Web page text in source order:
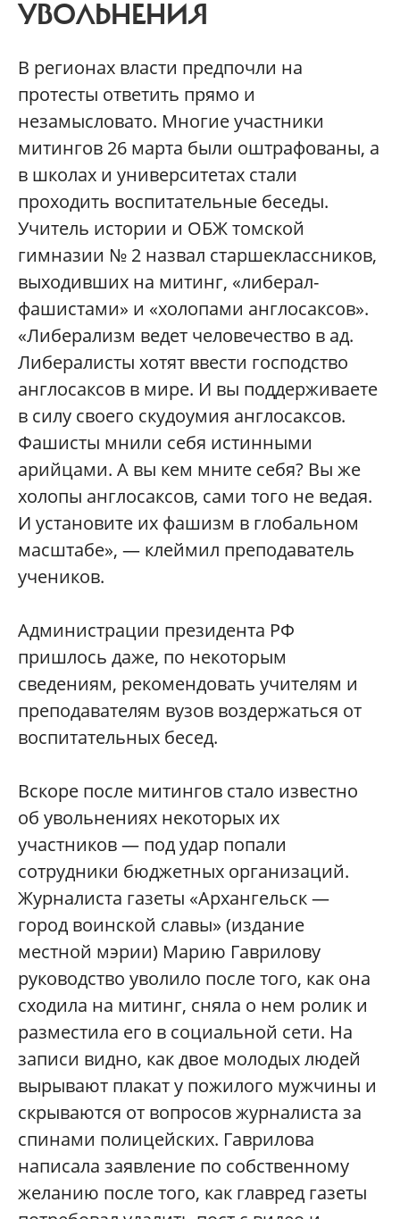
УВОЛЬНЕНИЯ
В регионах власти предпочли на
протесты ответить прямо и
незамысловато. Многие участники
митингов 26 марта были оштрафованы, а
в школах и университетах стали
проходить воспитательные беседы.
Учитель истории и ОБЖ томской
гимназии № 2 назвал старшеклассников,
выходивших на митинг, «либерал-
фашистами» и «холопами англосаксов».
«Либерализм ведет человечество в ад.
Либералисты хотят ввести господство
англосаксов в мире. И вы поддерживаете
в силу своего скудоумия англосаксов.
Фашисты мнили себя истинными
арийцами. А вы кем мните себя? Вы же
холопы англосаксов, сами того не ведая.
И установите их фашизм в глобальном
масштабе», — клеймил преподаватель
учеников.
Администрации президента РФ
пришлось даже, по некоторым
сведениям, рекомендовать учителям и
преподавателям вузов воздержаться от
воспитательных бесед.
Вскоре после митингов стало известно
об увольнениях некоторых их
участников — под удар попали
сотрудники бюджетных организаций.
Журналиста газеты «Архангельск —
город воинской славы» (издание
местной мэрии) Марию Гаврилову
руководство уволило после того, как она
сходила на митинг, сняла о нем ролик и
разместила его в социальной сети. На
записи видно, как двое молодых людей
вырывают плакат у пожилого мужчины и
скрываются от вопросов журналиста за
спинами полицейских. Гаврилова
написала заявление по собственному
желанию после того, как главред газеты